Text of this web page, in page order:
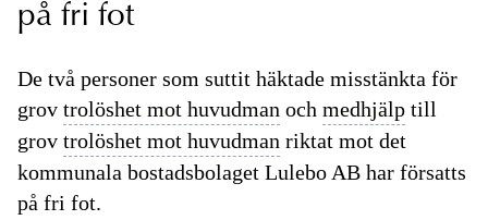
på fri fot
De två personer som suttit häktade misstänkta för
grov trolöshet mot huvudman och medhjälp till
grov trolöshet mot huvudman riktat mot det
kommunala bostadsbolaget Lulebo AB har försatts
på fri fot.